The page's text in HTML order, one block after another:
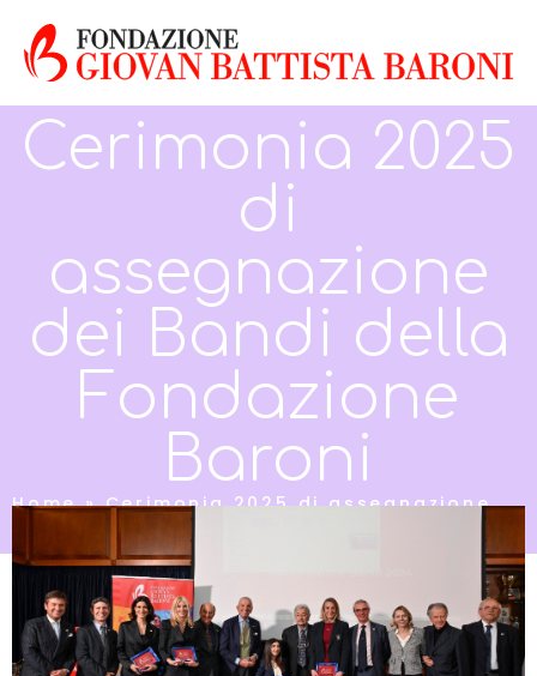
Cerimonia 2025
di
assegnazione
dei Bandi della
Fondazione
Baroni
Home»Cerimonia 2025 di assegnazione
dei Bandi della Fondazione Baroni